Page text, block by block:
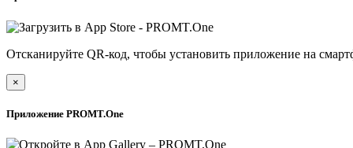
Отсканируйте QR-код, чтобы установить приложение на
×
Приложение PROMT.One